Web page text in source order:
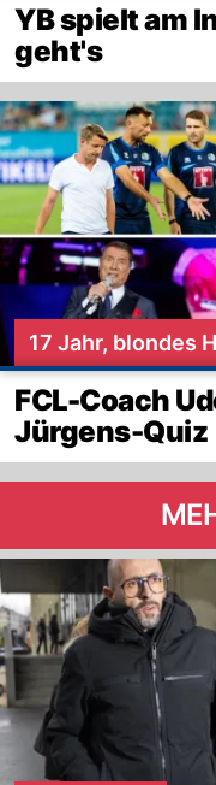
YB spielt am
geht's
17 Jahr, blondes
FCL-Coach
Jürgens-Quiz